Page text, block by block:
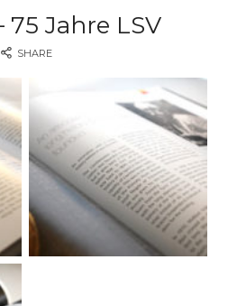
75 Jahre LSV
SHARE